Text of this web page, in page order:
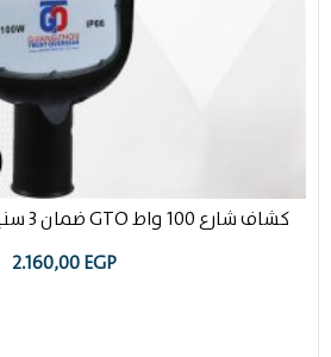
كشاف شارع 100 واط GTO ضمان 3 سنين سامسونج تيراست
2.160,00EGP